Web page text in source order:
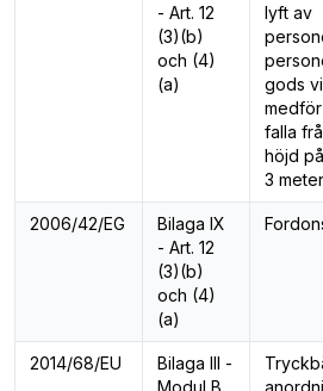
- Art. 12
(3)(b)
och (4)
(a)
lyft av
gods
falla
höjd
3 meter
2006/42/EG
Bilaga IX
- Art. 12
(3)(b)
och (4)
(a)
2014/68/EU
Bilaga III -
Modul B